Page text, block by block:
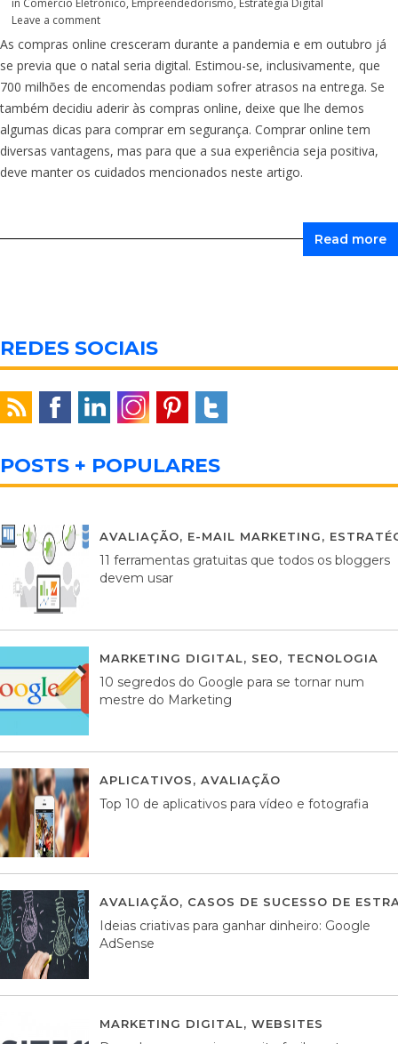
in Comércio Eletrónico, Empreendedorismo, Estratégia Digital
Leave a comment
As compras online cresceram durante a pandemia e em outubro já
se previa que o natal seria digital. Estimou-se, inclusivamente, que
700 milhões de encomendas podiam sofrer atrasos na entrega. Se
também decidiu aderir às compras online, deixe que lhe demos
algumas dicas para comprar em segurança. Comprar online tem
diversas vantagens, mas para que a sua experiência seja positiva,
deve manter os cuidados mencionados neste artigo.
Read more
REDES SOCIAIS
POSTS + POPULARES
AVALIAÇÃO, E-MAIL MARKETING,
11 ferramentas gratuitas que todos os bloggers
devem usar
MARKETING DIGITAL, SEO, TECNOLOGIA
10 segredos do Google para se tornar num
mestre do Marketing
APLICATIVOS, AVALIAÇÃO
Top 10 de aplicativos para vídeo e fotografia
AVALIAÇÃO, CASOS DE SUCESSO DE
Ideias criativas para ganhar dinheiro: Google
AdSense
MARKETING DIGITAL, WEBSITES